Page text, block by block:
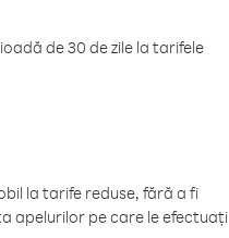
de 30 de zile la tarifele
la tarife reduse, fără a fi
apelurilor pe care le efectuați